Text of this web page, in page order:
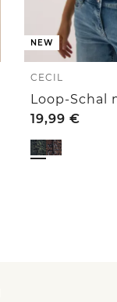
NEW
CECIL
19,99 €